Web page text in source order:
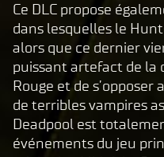
A
c
c
e
p
t
&
Ce DLC propose
dans lesquelles le
alors que ce dernier
puissant artefact de la
Rouge et de s’opposer
de terribles vampires
Deadpool est
événements du jeu